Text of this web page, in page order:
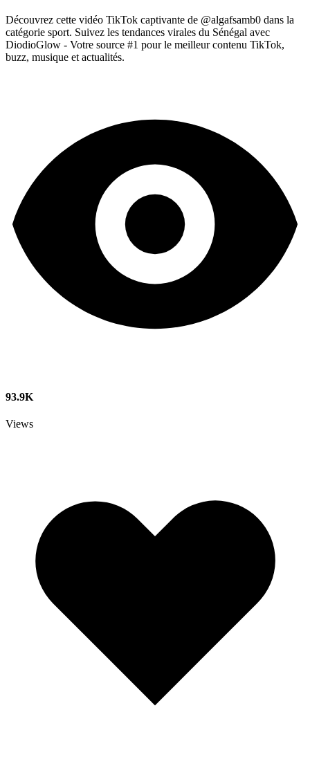
Découvrez cette vidéo TikTok captivante de @algafsamb0 dans la
catégorie sport. Suivez les tendances virales du Sénégal avec
DiodioGlow - Votre source #1 pour le meilleur contenu TikTok,
buzz, musique et actualités.
93.9K
Views